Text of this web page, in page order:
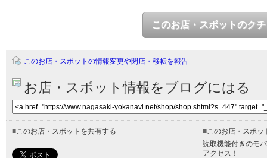
このお店・スポットのク
このお店・スポットの情報変更や閉店・移転を報告
お店・スポット情報をブログにはる
■このお店・スポットを共有する ■このお店・スポッ
読取機能付きのモ
アクセス！